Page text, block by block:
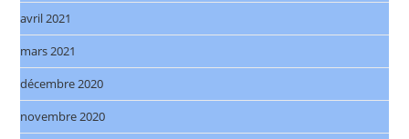
avril 2021
mars 2021
décembre 2020
novembre 2020